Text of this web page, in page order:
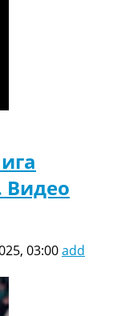
03:00add